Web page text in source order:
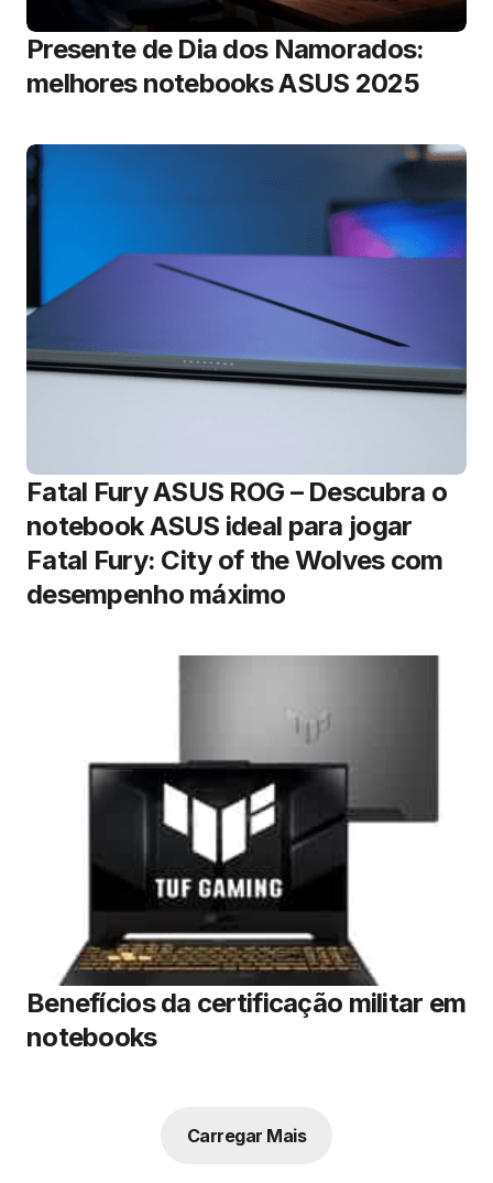
Presente de Dia dos Namorados:
melhores notebooks ASUS 2025
Fatal Fury ASUS ROG – Descubra o
notebook ASUS ideal para jogar
Fatal Fury: City of the Wolves com
desempenho máximo
Benefícios da certificação militar em
notebooks
Carregar Mais